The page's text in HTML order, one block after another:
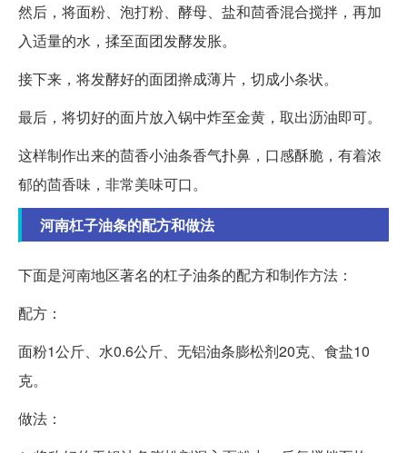
然后，将面粉、泡打粉、酵母、盐和茴香混合搅拌，再加
入适量的水，揉至面团发酵发胀。
接下来，将发酵好的面团擀成薄片，切成小条状。
最后，将切好的面片放入锅中炸至金黄，取出沥油即可。
这样制作出来的茴香小油条香气扑鼻，口感酥脆，有着浓
郁的茴香味，非常美味可口。
河南杠子油条的配方和做法
下面是河南地区著名的杠子油条的配方和制作方法：
配方：
面粉1公斤、水0.6公斤、无铝油条膨松剂20克、食盐10
克。
做法：